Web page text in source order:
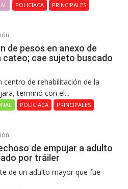
POLICIACA PRINCIPALES
de pesos en anexo de
cae sujeto buscado
centro de rehabilitación de la
terminó con el...
POLICIACA PRINCIPALES
de empujar a adulto
por tráiler
de un adulto mayor que fue